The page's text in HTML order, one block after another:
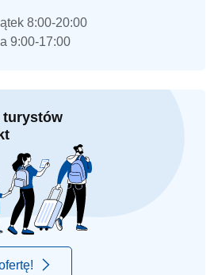
8:00-20:00
9:00-17:00
turystów